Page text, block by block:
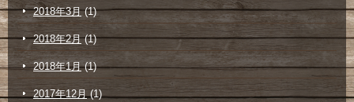
2018年3月(1)
2018年2月(1)
2018年1月(1)
2017年12月(1)